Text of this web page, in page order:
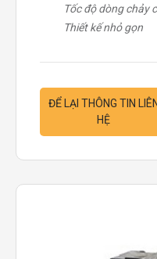
Tốc độ dòng chảy
Thiết kế nhỏ gọn
ĐỂ LẠI THÔNG TIN LIÊN
HỆ